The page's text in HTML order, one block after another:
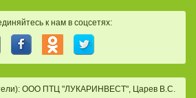
к нам в соцсетях:
ООО ПТЦ "ЛУКАРИНВЕСТ", Царев В.С.